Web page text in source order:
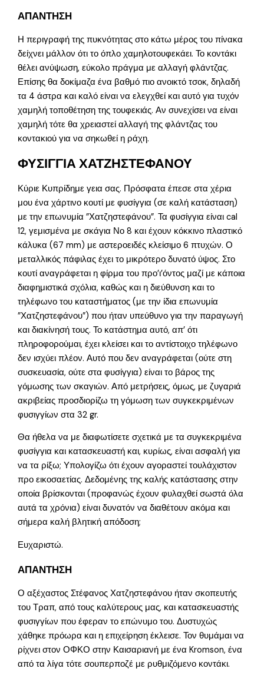
ΑΠΑΝΤΗΣΗ
Η περιγραφή της πυκνότητας στο κάτω μέρος του πίνακα
δείχνει μάλλον ότι το όπλο χαμηλοτουφεκάει. Το κοντάκι
θέλει ανύψωση, εύκολο πράγμα με αλλαγή φλάντζας.
Επίσης θα δοκίμαζα ένα βαθμό πιο ανοικτό τσοκ, δηλαδή
τα 4 άστρα και καλό είναι να ελεγχθεί και αυτό για τυχόν
χαμηλή τοποθέτηση της τουφεκιάς. Αν συνεχίσει να είναι
χαμηλή τότε θα χρειαστεί αλλαγή της φλάντζας του
κοντακιού για να σηκωθεί η ράχη.
ΦΥΣΙΓΓΙΑ ΧΑΤΖΗΣΤΕΦΑΝΟΥ
Κύριε Κυπρίδημε γεια σας. Πρόσφατα έπεσε στα χέρια
μου ένα χάρτινο κουτί με φυσίγγια (σε καλή κατάσταση)
με την επωνυμία ”Χατζηστεφάνου”. Τα φυσίγγια είναι cal
12, γεμισμένα με σκάγια Νο 8 και έχουν κόκκινο πλαστικό
κάλυκα (67 mm) με αστεροειδές κλείσιμο 6 πτυχών. Ο
μεταλλικός πάφιλας έχει το μικρότερο δυνατό ύψος. Στο
κουτί αναγράφεται η φίρμα του προ’ι’όντος μαζί με κάποια
διαφημιστικά σχόλια, καθώς και η διεύθυνση και το
τηλέφωνο του καταστήματος (με την ίδια επωνυμία
”Χατζηστεφάνου”) που ήταν υπεύθυνο για την παραγωγή
και διακίνησή τους. Το κατάστημα αυτό, απ’ ότι
πληροφορούμαι, έχει κλείσει και το αντίστοιχο τηλέφωνο
δεν ισχύει πλέον. Αυτό που δεν αναγράφεται (ούτε στη
συσκευασία, ούτε στα φυσίγγια) είναι το βάρος της
γόμωσης των σκαγιών. Από μετρήσεις, όμως, με ζυγαριά
ακριβείας προσδιορίζω τη γόμωση των συγκεκριμένων
φυσιγγίων στα 32 gr.
Θα ήθελα να με διαφωτίσετε σχετικά με τα συγκεκριμένα
φυσίγγια και κατασκευαστή και, κυρίως, είναι ασφαλή για
να τα ρίξω; Υπολογίζω ότι έχουν αγοραστεί τουλάχιστον
προ εικοσαετίας. Δεδομένης της καλής κατάστασης στην
οποία βρίσκονται (προφανώς έχουν φυλαχθεί σωστά όλα
αυτά τα χρόνια) είναι δυνατόν να διαθέτουν ακόμα και
σήμερα καλή βλητική απόδοση;
Ευχαριστώ.
ΑΠΑΝΤΗΣΗ
Ο αξέχαστος Στέφανος Χατζηστεφάνου ήταν σκοπευτής
του Τραπ, από τους καλύτερους μας, και κατασκευαστής
φυσιγγίων που έφεραν το επώνυμο του. Δυστυχώς
χάθηκε πρόωρα και η επιχείρηση έκλεισε. Τον θυμάμαι να
ρίχνει στον ΟΦΚΟ στην Καισαριανή με ένα Kromson, ένα
από τα λίγα τότε σουπερποζέ με ρυθμιζόμενο κοντάκι.